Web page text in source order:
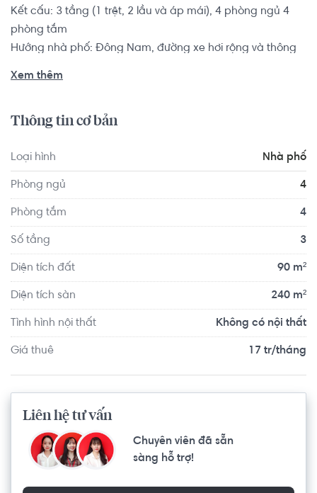
Kết cấu: 3 tầng (1 trệt, 2 lầu và áp mái), 4 phòng ngủ 4
phòng tắm
Hướng nhà phố: Đông Nam, đường xe hơi rộng và thông
Nhà phố có vị trí cách Trường Mầm non Cỏ Ba Lá - Clover
Úc Châu khoảng 3.4km. Di chuyển tới VShape Fitness &
Yoga Center Quận 2 khoảng 3.3km, F5 Gym And Fitness
chuyển với đầy đủ các tiện ích về y tế, giáo dục và giải trí.
Xem thêm
Thông tin cơ bản
Loại hình Nhà phố
Phòng ngủ 4
Phòng tắm 4
Số tầng 3
Diện tích đất 90 m²
Diện tích sàn 240 m²
Tình hình nội thất Không có nội thất
Giá thuê 17 tr/tháng
Liên hệ tư vấn
Chuyên viên đã sẵn
sàng hỗ trợ!